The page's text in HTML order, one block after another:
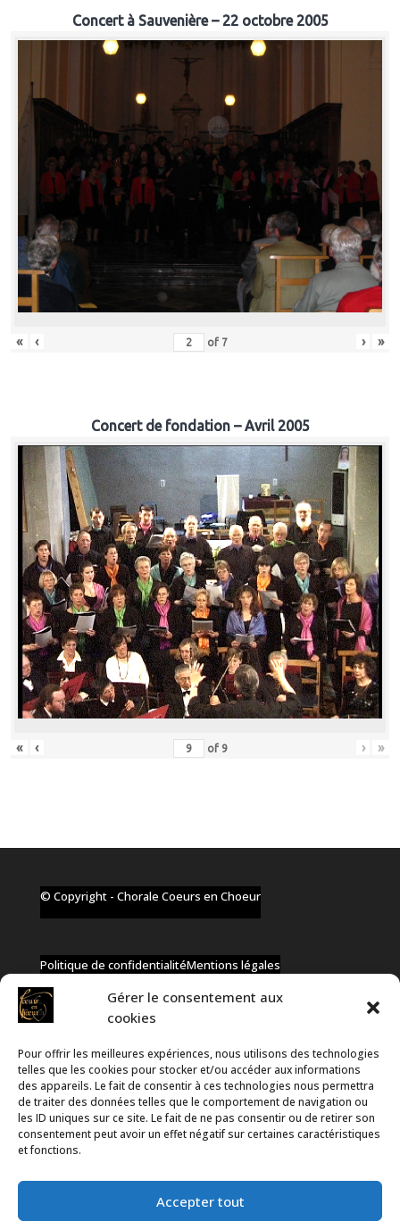
Gérer le consentement aux
cookies
Pour offrir les meilleures expériences, nous utilisons des technologies
telles que les cookies pour stocker et/ou accéder aux informations
des appareils. Le fait de consentir à ces technologies nous permettra
de traiter des données telles que le comportement de navigation ou
les ID uniques sur ce site. Le fait de ne pas consentir ou de retirer son
consentement peut avoir un effet négatif sur certaines caractéristiques
et fonctions.
Accepter tout
Concert à Sauvenière – 22 octobre 2005
« ‹ of 7 › »
Concert de fondation – Avril 2005
« ‹ of 9 › »
© Copyright - Chorale Coeurs en Choeur
Politique de confidentialitéMentions légales
✆ +32 477 91 58 46
✉ infos@coeurs-en-choeur.be
Toute proposition de partenariat en développement sera